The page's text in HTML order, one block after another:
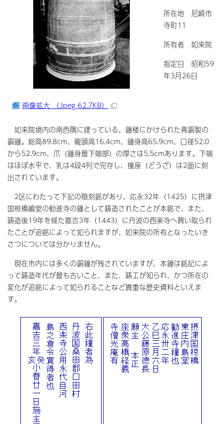
所在地 尼崎市
寺町11
所有者 如来院
指定日 昭和59
年3月26日
画像拡大 （Jpeg 62.7KB）
如来院境内の南西隅に建っている、鐘楼にかけられた青銅製の
銅鐘。総高89.8cm、龍頭高16.4cm、鐘身高65.9cm、口径52.0
から52.9cm、爪（鐘身最下端部）の厚さは5.5cmあります。下端
はほぼ水平で、乳は4段4列で完存し、撞座（どうざ）は2面に刻
出されています。
2区にわたって下記の陰刻銘があり、応永32年（1425）に摂津
国椋橋嶋堂の勧進寺の鐘として鋳造されたことが本銘で、また、
鋳造後19年を経た嘉吉3年（1443）に丹波の西楽寺へ買い取られ
たことが追銘によって知られますが、如来院の所有となったいき
さつについては分かりません。
現在市内には多くの銅鐘が残されていますが、本鐘は銘記によ
って鋳造年代が最も古いこと、また、鋳工が知られ、かつ所在の
変化が追銘によって知られることなど貴重な歴史資料といえま
す。